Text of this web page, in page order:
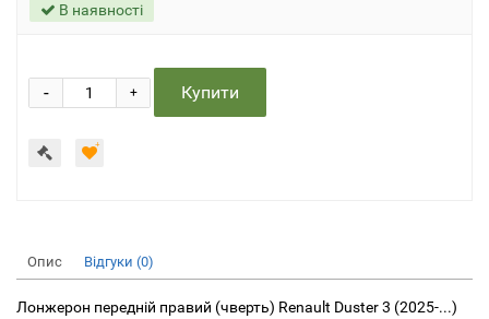
В наявності
+
- Купити
Опис Відгуки (0)
Лонжерон передній правий (чверть) Renault Duster 3 (2025-...)